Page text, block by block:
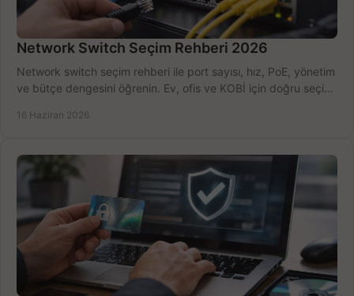
Network Switch Seçim Rehberi 2026
Network switch seçim rehberi ile port sayısı, hız, PoE, yönetim
ve bütçe dengesini öğrenin. Ev, ofis ve KOBİ için doğru seçimi
16 Haziran 2026